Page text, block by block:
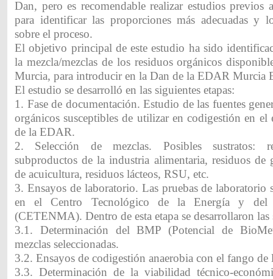
Dan, pero es recomendable realizar estudios previos
para identificar las proporciones más adecuadas y
sobre el proceso.
El objetivo principal de este estudio ha sido
la mezcla/mezclas de los residuos orgánicos
Murcia, para introducir en la Dan de la EDAR Murcia
El estudio se desarrolló en las siguientes etapas:
1. Fase de documentación. Estudio de las fuentes
orgánicos susceptibles de utilizar en codigestión en el
de la EDAR.
2. Selección de mezclas. Posibles sustratos:
subproductos de la industria alimentaria, residuos de
de acuicultura, residuos lácteos, RSU, etc.
3. Ensayos de laboratorio. Las pruebas de laboratorio
en el Centro Tecnológico de la Energía y del
(CETENMA). Dentro de esta etapa se desarrollaron las
3.1. Determinación del BMP (Potencial de
mezclas seleccionadas.
3.2. Ensayos de codigestión anaerobia con el fango
3.3. Determinación de la viabilidad técnico-